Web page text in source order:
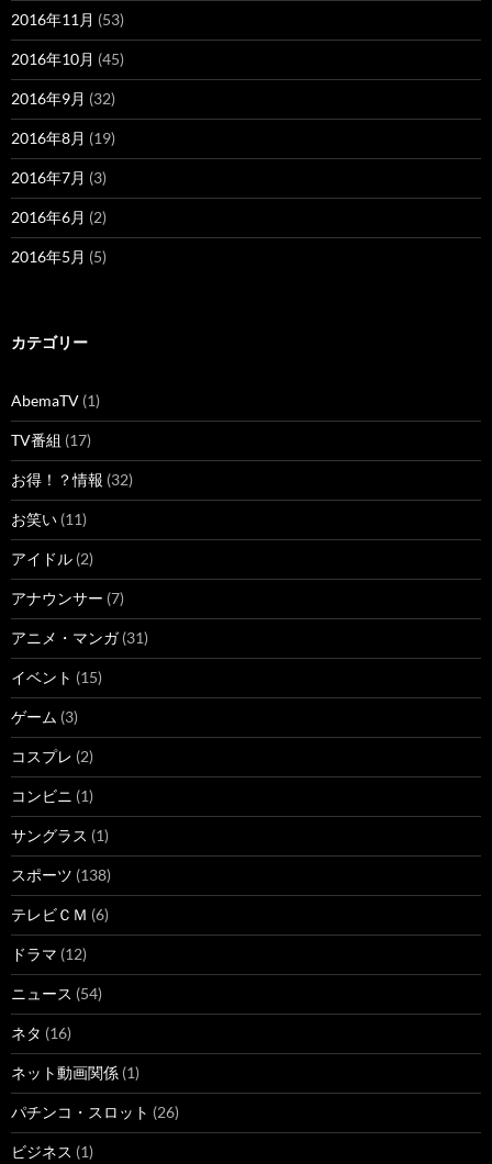
2016年11月 (53)
2016年10月 (45)
2016年9月 (32)
2016年8月 (19)
2016年7月 (3)
2016年6月 (2)
2016年5月 (5)
カテゴリー
AbemaTV (1)
TV番組 (17)
お得！？情報 (32)
お笑い (11)
アイドル (2)
アナウンサー (7)
アニメ・マンガ(31)
イベント (15)
ゲーム (3)
コスプレ (2)
コンビニ (1)
サングラス (1)
スポーツ (138)
テレビＣＭ (6)
ドラマ (12)
ニュース (54)
ネタ (16)
ネット動画関係 (1)
パチンコ・スロット (26)
ビジネス (1)